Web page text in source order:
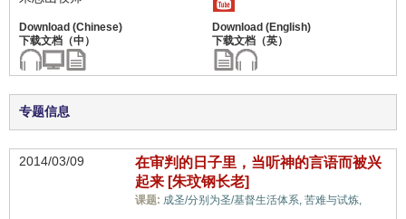
专题信息
2014/03/09
在审判的日子里，当听神的言语而被兴
起来 [朱玟钢长老]
课题: 成圣/分别为圣/基督生活体系, 苦难与试炼,